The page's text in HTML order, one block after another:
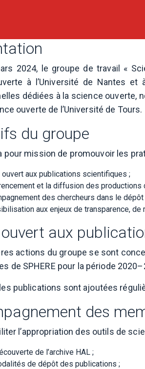
2024, le groupe de travail «
à l’Université de Nantes et
dédiées à la science ouverte,
ouverte de l’Université de Tours.
du groupe
pour mission de promouvoir les
ouvert aux publications scientifiques ;
et la diffusion des productions
des chercheurs dans le
aux enjeux de transparence,
aux
actions du groupe se sont
de SPHERE pour la période
publications sont ajoutées
des
l’appropriation des outils de
de l’archive HAL ;
de dépôt des publications ;